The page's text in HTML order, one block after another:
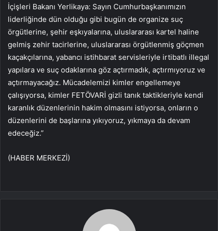
İçişleri Bakanı Yerlikaya: Sayın Cumhurbaşkanımızın
liderliğinde dün olduğu gibi bugün de organize suç
örgütlerine, şehir eşkıyalarına, uluslararası kartel haline
gelmiş zehir tacirlerine, uluslararası örgütlenmiş göçmen
kaçakçılarına, yabancı istihbarat servisleriyle irtibatlı illegal
yapılara ve suç odaklarına göz açtırmadık, açtırmıyoruz ve
açtırmayacağız. Mücadelemizi kimler engellemeye
çalışıyorsa, kimler FETÖVARİ gizli tanık taktikleriyle kendi
karanlık düzenlerinin hakim olmasını istiyorsa, onların o
düzenlerini de başlarına yıkıyoruz, yıkmaya da devam
edeceğiz.”
(HABER MERKEZİ)